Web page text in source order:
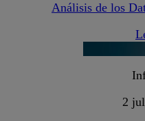
Análisis de los
2